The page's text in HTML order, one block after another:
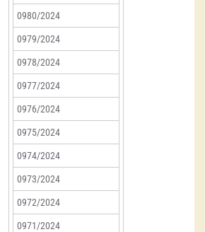
0980/2024
0979/2024
0978/2024
0977/2024
0976/2024
0975/2024
0974/2024
0973/2024
0972/2024
0971/2024